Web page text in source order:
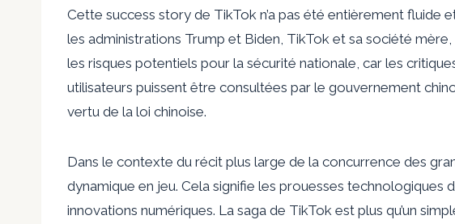
Cette success story de TikTok n’a pas été entièrement fluide
les administrations Trump et Biden, TikTok et sa société
les risques potentiels pour la sécurité nationale, car les
utilisateurs puissent être consultées par le gouvernement
vertu de la loi chinoise.
Dans le contexte du récit plus large de la concurrence des
dynamique en jeu. Cela signifie les prouesses technologiques
innovations numériques. La saga de TikTok est plus qu’un